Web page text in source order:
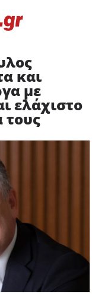
και
με
ελάχιστο
τους